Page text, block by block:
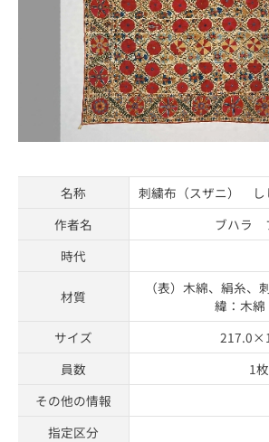
名称
刺繍布（スザニ） し
作者名
ブハラ
時代
材質
（表）木綿、絹糸、
緯：木
サイズ
員数
1枚
その他の情報
指定区分